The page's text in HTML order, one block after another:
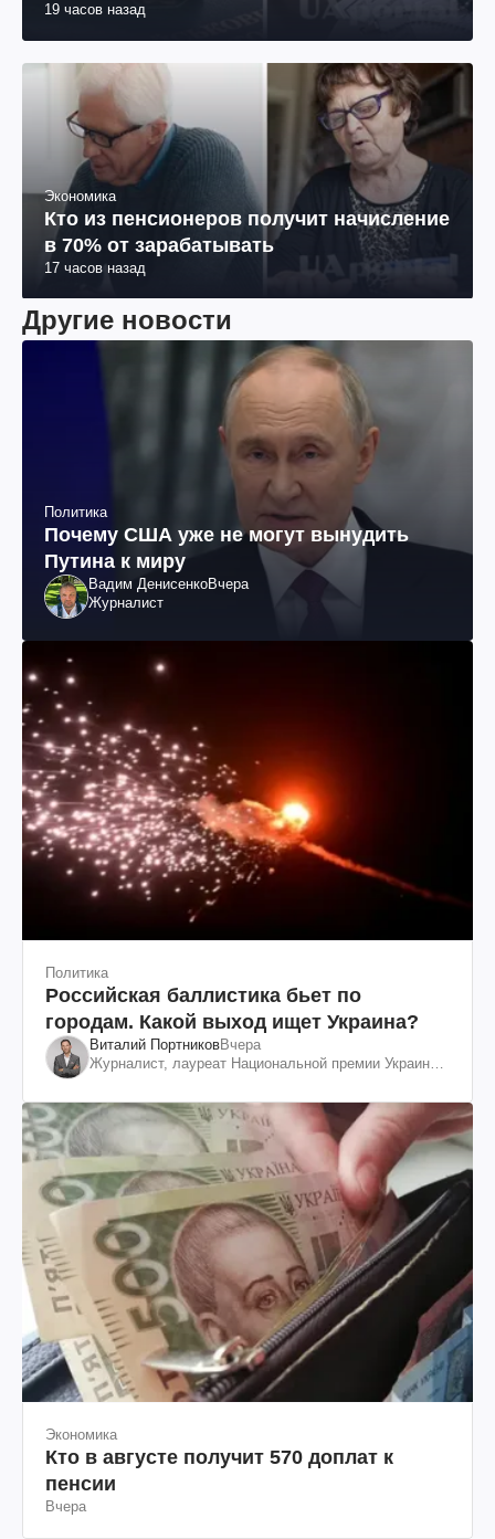
19 часов назад
Экономика
Кто из пенсионеров получит начисление
в 70% от зарабатывать
17 часов назад
Другие новости
Политика
Почему США уже не могут вынудить
Путина к миру
Вадим ДенисенкоВчера
Журналист
Политика
Российская баллистика бьет по
городам. Какой выход ищет Украина?
Виталий ПортниковВчера
Журналист, лауреат Национальной премии Украины
Экономика
Кто в августе получит 570 доплат к
пенсии
Вчера